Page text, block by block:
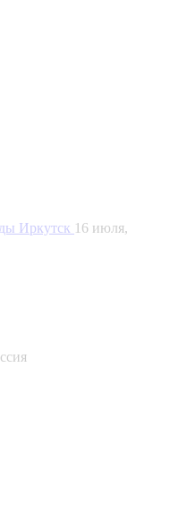
Иркутск 16 июля,